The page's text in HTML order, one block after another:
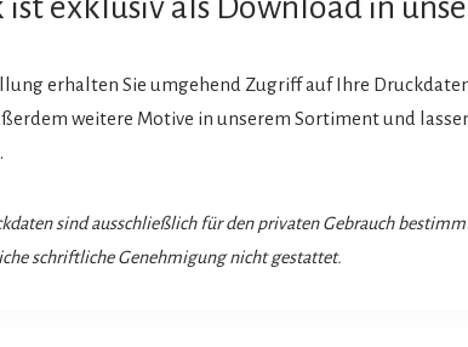
erhalten Sie umgehend Zugriff auf Ihre
weitere Motive in unserem Sortiment und
sind ausschließlich für den privaten Gebrauch
schriftliche Genehmigung nicht gestattet.